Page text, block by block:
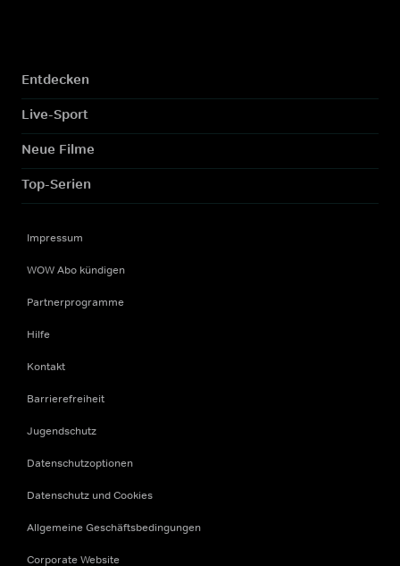
Entdecken
Live-Sport
Neue Filme
Top-Serien
Impressum
WOW Abo kündigen
Partnerprogramme
Hilfe
Kontakt
Barrierefreiheit
Jugendschutz
Datenschutzoptionen
Datenschutz und Cookies
Allgemeine Geschäftsbedingungen
Corporate Website